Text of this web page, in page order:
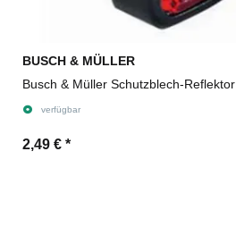
BUSCH & MÜLLER
Busch & Müller Schutzblech-Reflektor
verfügbar
2,49 € *